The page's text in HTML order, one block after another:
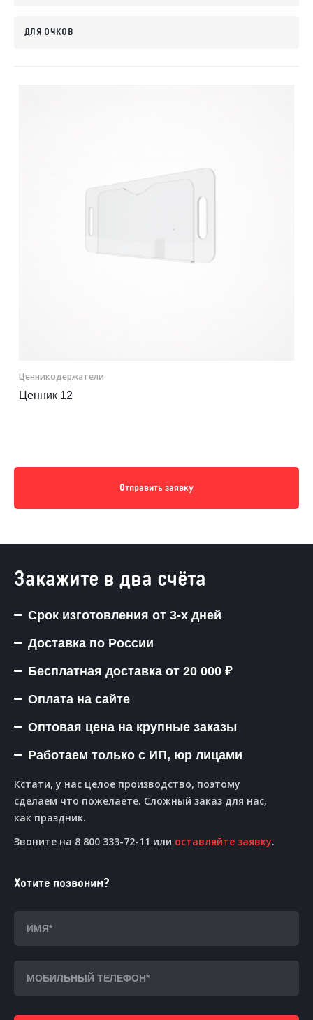
ДЛЯ ОЧКОВ
Ценникодер­жа­те­ли
Ценник 12
Отправить заявку
Закажите в два счёта
Срок изготовления от 3-х дней
Доставка по России
Бесплатная доставка от 20 000 ₽
Оплата на сайте
Оптовая цена на крупные заказы
Работаем только с ИП, юр лицами
Кстати, у нас целое производство, поэтому
сделаем что пожелаете. Сложный заказ для нас,
как праздник.
Звоните на 8 800 333-72-11 или оставляйте заявку.
Хотите позвоним?